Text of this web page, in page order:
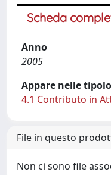
Scheda
Anno
2005
Appare nelle
4.1 Contributo in
File in questo
Non ci sono file